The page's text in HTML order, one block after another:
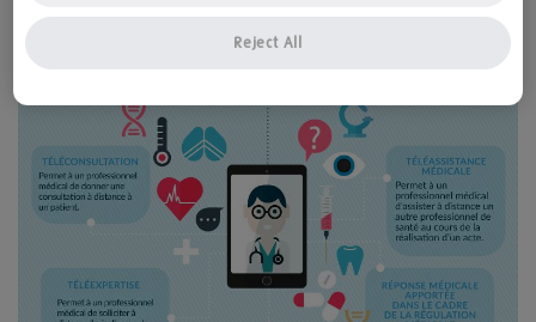
Reject All